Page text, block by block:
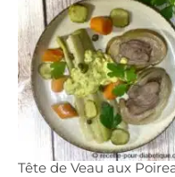
Tête de Veau aux